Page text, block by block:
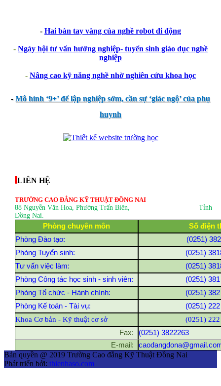
- Hai bàn tay vàng của nghề robot di động
- Ngày hội tư vấn hướng nghiệp- tuyển sinh giáo dục nghề
nghiệp
- Nâng cao kỹ năng nghề nhờ nghiên cứu khoa học
-Mô hình ‘9+’ để lập nghiệp sớm, cần sự ‘giác ngộ’ của phụ
huynh
LIÊN HỆ
TRƯỜNG CAO ĐẲNG KỸ THUẬT ĐỒNG NAI
88 Nguyễn Văn Hoa, Phường Trấn Biên , Tỉnh
Đồng Nai.
Phòng chuyên môn
Số điện
Phòng Đào tạo:
(0251)
Phòng Tuyển sinh:
(0251)
Tư vấn việc làm:
(0251)
Phòng Công tác học sinh - sinh viên:
(0251)
Phòng Tổ chức - Hành chính:
(0251)
Phòng Kế toán - Tài vụ:
(0251)
Khoa Cơ bản - Kỹ thuật cơ sở
(0251)
Fax:
(0251) 3822263
E-mail:
Bản quyền @ 2019 Trường Cao đẳng Kỹ Thuật Đồng Nai
Phát triển bởi: thienhaso.com